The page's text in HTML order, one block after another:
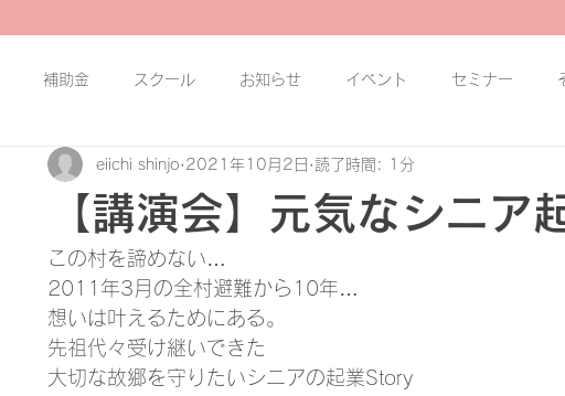
補助金 スクール お知らせ イベント セミナー
【講演会】元気なシニア
eiichi shinjo 2021年10月2日 読了時間: 1分
この村を諦めない…
2011年3月の全村避難から10年…
想いは叶えるためにある。
先祖代々受け継いできた
大切な故郷を守りたいシニアの起業Story